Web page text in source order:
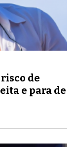
de
e para de